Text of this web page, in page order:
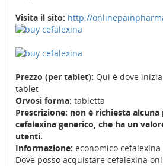
Visita il sito: http://
Prezzo (per tablet): Qui è dove
tablet
Orvosi forma: tabletta
Prescrizione: non è richiesta
cefalexina generico, che ha un
utenti.
Informazione: economico
Dove posso acquistare cefalexina